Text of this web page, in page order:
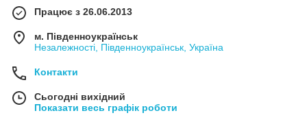
Працює з 26.06.2013
м. Південноукраїнськ
Незалежності, Південноукраїнськ, Україна
Контакти
Сьогодні вихідний
Показати весь графік роботи